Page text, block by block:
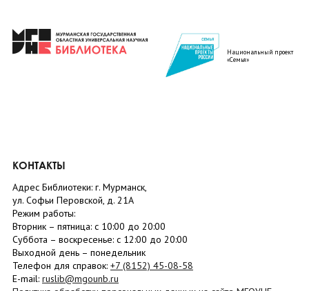
Национальный проект
«Семья»
КОНТАКТЫ
Адрес Библиотеки: г. Мурманск,
ул. Софьи Перовской, д. 21А
Режим работы:
Вторник – пятница: с 10:00 до 20:00
Суббота – воскресенье: c 12:00 до 20:00
Выходной день – понедельник
Телефон для справок: +7 (8152) 45-08-58
E-mail: ruslib@mgounb.ru